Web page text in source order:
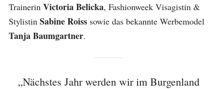
Trainerin Victoria Belicka, Fashionweek Visagistin &
Stylistin Sabine Roiss sowie das bekannte Werbemodel
Tanja Baumgartner.
„Nächstes Jahr werden wir im Burgenland